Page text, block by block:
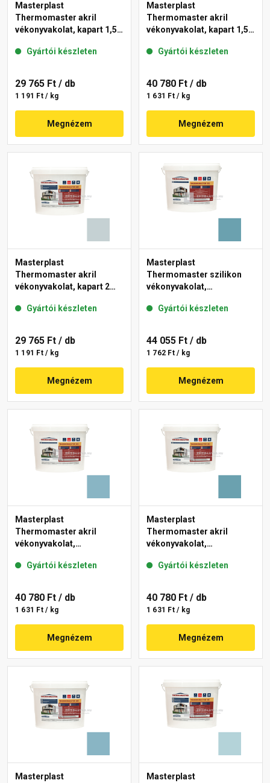
Masterplast
Thermomaster akril
vékonyvakolat, kapart 1,5
Gyártói készleten
29 765 Ft / db
1 191 Ft / kg
Megnézem
Masterplast
Thermomaster akril
vékonyvakolat, kapart 1,5
Gyártói készleten
40 780 Ft / db
1 631 Ft / kg
Megnézem
Masterplast
Thermomaster akril
vékonyvakolat, kapart 2
Gyártói készleten
29 765 Ft / db
1 191 Ft / kg
Megnézem
Masterplast
Thermomaster szilikon
vékonyvakolat,
36-C 25 kg
Gyártói készleten
44 055 Ft / db
1 762 Ft / kg
Megnézem
Masterplast
Thermomaster akril
vékonyvakolat,
36-D 25 kg
Gyártói készleten
40 780 Ft / db
1 631 Ft / kg
Megnézem
Masterplast
Thermomaster akril
vékonyvakolat,
36-C 25 kg
Gyártói készleten
40 780 Ft / db
1 631 Ft / kg
Megnézem
Masterplast
Masterplast